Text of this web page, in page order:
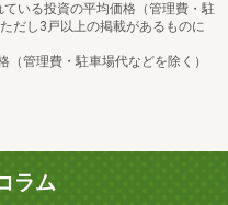
いる投資の平均価格（管理費・駐
だし3戸以上の掲載があるものに
管理費・駐車場代などを除く）
ラム